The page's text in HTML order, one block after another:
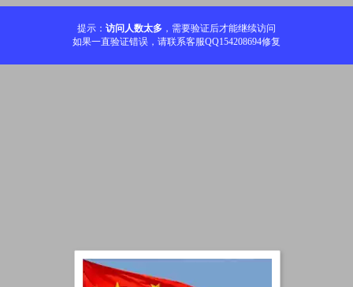
提示： 访问人数太多 ，需要验证后才能继续访问
如果一直验证错误，请联系客服QQ154208694修复